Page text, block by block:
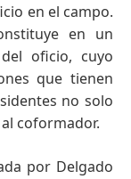
en el campo.
en un
oficio, cuyo
que tienen
no solo
coformador.
por Delgado